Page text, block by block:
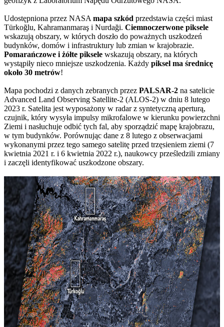
Udostępniona przez NASA mapa szkód przedstawia części miast
Türkoğlu, Kahramanmaraş i Nurdaği. Ciemnoczerwone piksele
wskazują obszary, w których doszło do poważnych uszkodzeń
budynków, domów i infrastruktury lub zmian w krajobrazie.
Pomarańczowe i żółte piksele wskazują obszary, na których
wystąpiły nieco mniejsze uszkodzenia. Każdy piksel ma średnicę
około 30 metrów!
Mapa pochodzi z danych zebranych przez PALSAR-2 na satelicie
Advanced Land Observing Satellite-2 (ALOS-2) w dniu 8 lutego
2023 r. Satelita jest wyposażony w radar z syntetyczną aperturą,
czujnik, który wysyła impulsy mikrofalowe w kierunku powierzchni
Ziemi i nasłuchuje odbić tych fal, aby sporządzić mapę krajobrazu,
w tym budynków. Porównując dane z 8 lutego z obserwacjami
wykonanymi przez tego samego satelitę przed trzęsieniem ziemi (7
kwietnia 2021 r. i 6 kwietnia 2022 r.), naukowcy prześledzili zmiany
i zaczęli identyfikować uszkodzone obszary.